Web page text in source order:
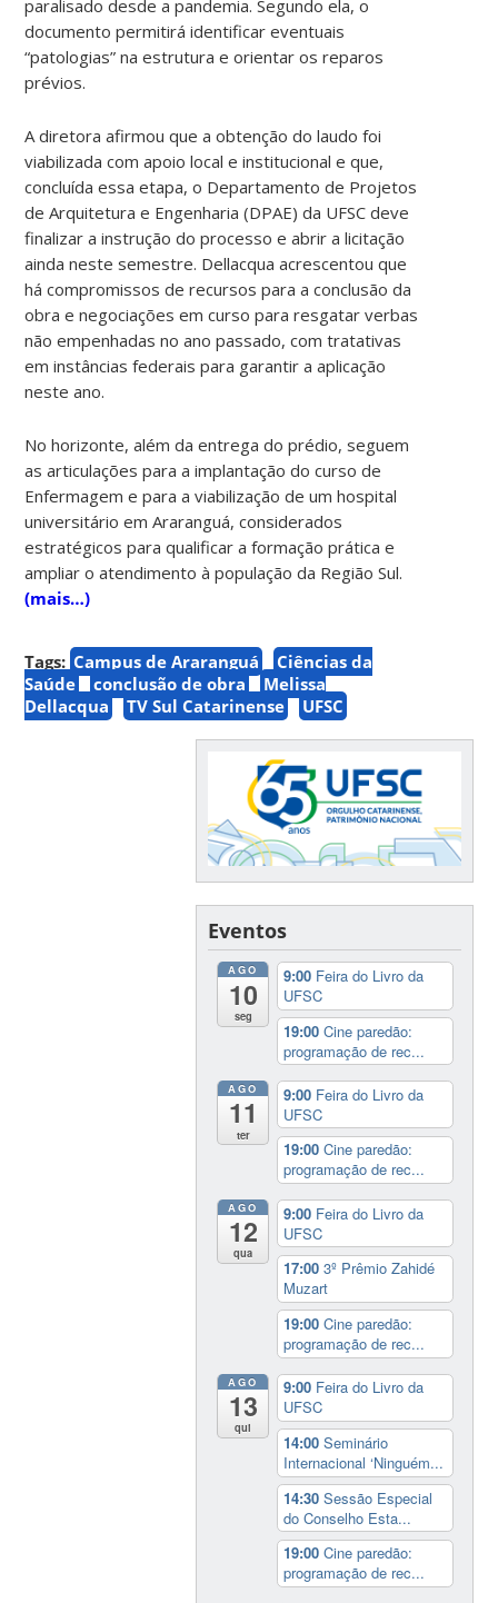
paralisado desde a pandemia. Segundo ela, o
documento permitirá identificar eventuais
“patologias” na estrutura e orientar os reparos
prévios.
A diretora afirmou que a obtenção do laudo foi
viabilizada com apoio local e institucional e que,
concluída essa etapa, o Departamento de Projetos
de Arquitetura e Engenharia (DPAE) da UFSC deve
finalizar a instrução do processo e abrir a licitação
ainda neste semestre. Dellacqua acrescentou que
há compromissos de recursos para a conclusão da
obra e negociações em curso para resgatar verbas
não empenhadas no ano passado, com tratativas
em instâncias federais para garantir a aplicação
neste ano.
No horizonte, além da entrega do prédio, seguem
as articulações para a implantação do curso de
Enfermagem e para a viabilização de um hospital
universitário em Araranguá, considerados
estratégicos para qualificar a formação prática e
ampliar o atendimento à população da Região Sul.
(mais…)
Tags: Campus de Araranguá
Ciências da
Saúde
conclusão de obra
Melissa
Dellacqua
TV Sul Catarinense UFSC
Eventos
AGO
10
seg
9:00 Feira do Livro da
UFSC
19:00Cine paredão:
programação de rec...
AGO
11
ter
9:00 Feira do Livro da
UFSC
19:00Cine paredão:
programação de rec...
AGO
12
qua
9:00 Feira do Livro da
UFSC
17:003º Prêmio Zahidé
Muzart
19:00Cine paredão:
programação de rec...
AGO
13
qui
9:00 Feira do Livro da
UFSC
14:00Seminário
Internacional ‘Ninguém...
14:30Sessão Especial
do Conselho Esta...
19:00Cine paredão:
programação de rec...